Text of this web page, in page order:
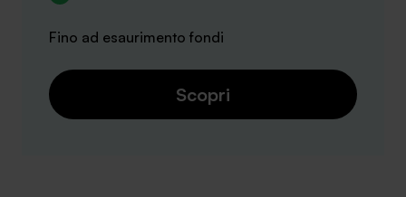
Fino ad esaurimento fondi
Scopri